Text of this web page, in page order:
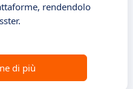
rendendolo
di più